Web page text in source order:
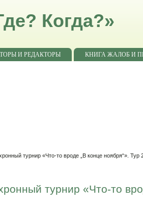
Когда?»
И РЕДАКТОРЫ
КНИГА ЖАЛОБ И
турнир «Что-то вроде „В конце ноября“». Тур
турнир «Что-то